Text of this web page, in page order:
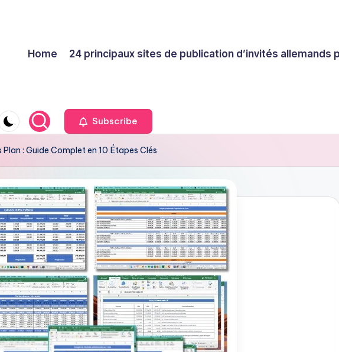
Home 24 principaux sites de publication d’invités
Subscribe
Plan : Guide Complet en 10 Étapes Clés